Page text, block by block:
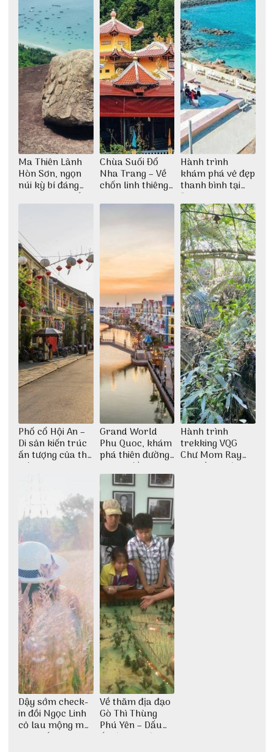
Ma Thiên Lãnh
Hòn Sơn, ngọn
núi kỳ bí đáng
khám phá nhất
Chùa Suối Đổ
Nha Trang – Về
chốn linh thiêng
thiền định
Hành trình
khám phá vẻ đẹp
thanh bình tại
Đảo Phú Quý
Phố cổ Hội An –
Di sản kiến trúc
ấn tượng của thế
giới
Grand World
Phu Quoc, khám
phá thiên đường
giải trí đầy sôi
động
Hành trình
trekking VQG
Chư Mom Ray
tìm về núi rừng
Dậy sớm check-
in đồi Ngọc Linh
cỏ lau mộng mơ
tại Huế nè bạn
Về thăm địa đạo
Gò Thì Thùng
Phú Yên – Dấu
ấn lịch sử còn